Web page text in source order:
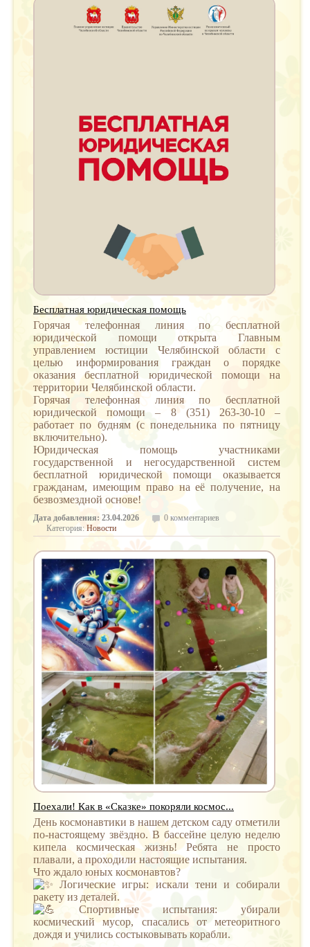
Бесплатная юридическая помощь
Горячая телефонная линия по бесплатной
юридической помощи открыта Главным
управлением юстиции Челябинской области с
целью информирования граждан о порядке
оказания бесплатной юридической помощи на
территории Челябинской области.
Горячая телефонная линия по бесплатной
юридической помощи – 8 (351) 263-30-10 –
работает по будням (с понедельника по пятницу
включительно).
Юридическая помощь участниками
государственной и негосударственной систем
бесплатной юридической помощи оказывается
гражданам, имеющим право на её получение, на
безвозмездной основе!
Дата добавления: 23.04.2026
0 комментариев
Категория: Новости
Поехали! Как в «Сказке» покоряли космос...
День космонавтики в нашем детском саду отметили
по-настоящему звёздно. В бассейне целую неделю
кипела космическая жизнь! Ребята не просто
плавали, а проходили настоящие испытания.
Что ждало юных космонавтов?
Логические игры: искали тени и собирали
ракету из деталей.
Спортивные испытания: убирали
космический мусор, спасались от метеоритного
дождя и учились состыковывать корабли.